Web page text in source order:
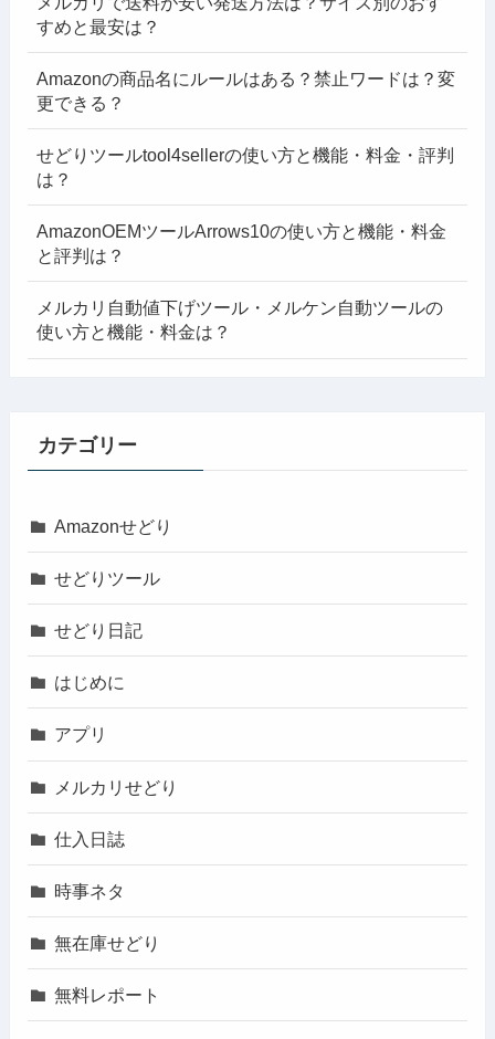
すめと最安は？
Amazonの商品名にルールはある？禁止ワードは？変
更できる？
せどりツールtool4sellerの使い方と機能・料金・評判
は？
AmazonOEMツールArrows10の使い方と機能・料金
と評判は？
メルカリ自動値下げツール・メルケン自動ツールの
使い方と機能・料金は？
カテゴリー
Amazonせどり
せどりツール
せどり日記
はじめに
アプリ
メルカリせどり
仕入日誌
時事ネタ
無在庫せどり
無料レポート